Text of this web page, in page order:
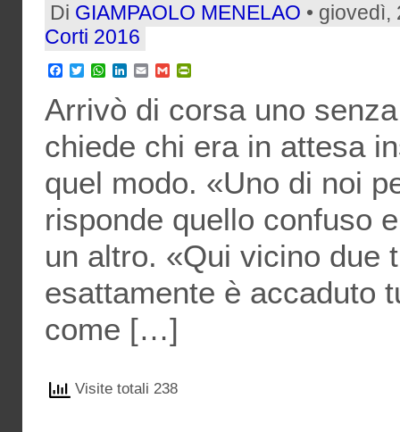
Di GIAMPAOLO MENELAO •
Corti 2016
Facebook
TwitterWhatsApp
LinkedIn
EmailGmail
Arrivò di corsa uno
chiede chi era in attesa
quel modo. «Uno di noi
risponde quello confuso
un altro. «Qui vicino due
esattamente è accaduto
come […]
Visite totali 238